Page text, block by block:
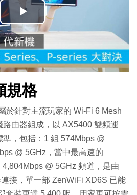
播
放
影
片
規格
於針對主流玩家的 Wi-Fi 6 Mesh
由器組成，以 AX5400 雙頻運
，包括：1 組 574Mbps @
@ 5GHz，當中最高速的
4,804Mbps @ 5GHz 頻道，是由
接，單一部 ZenWiFi XD6S 已能